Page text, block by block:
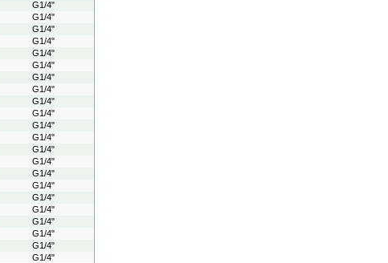
G1/4"
G1/4"
G1/4"
G1/4"
G1/4"
G1/4"
G1/4"
G1/4"
G1/4"
G1/4"
G1/4"
G1/4"
G1/4"
G1/4"
G1/4"
G1/4"
G1/4"
G1/4"
G1/4"
G1/4"
G1/4"
G1/4"